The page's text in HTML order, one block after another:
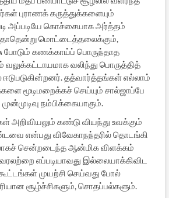
புராணக் கருத்துக்களையும்
அப்படியே கொச்சையாக அர்த்தம்
மொட்டைத்தலைக்கும்,
போடும் கணக்காய்ப் பொருந்தாத
வலிந்து பொருத்தித்
ஈடுபடுகின்றனர். தத்வார்த்தங்கள் எல்லாம்
மூடிமறைக்கச் செய்யும் சால்ஜாப்பே
நம்பிக்கையாகும்.
அறிவியலும் கண்டு வியந்து உவக்கும்
என்பது விவேகாநந்தரில் தொடங்கி
சென்றடைந்த ஆன்மிக விளக்கம்
எப்படியாவது இல்லையாக்கிவிட
முயற்சி செய்வது போல்
சூழ்ச்சிகளும், சொதப்பல்களும்.